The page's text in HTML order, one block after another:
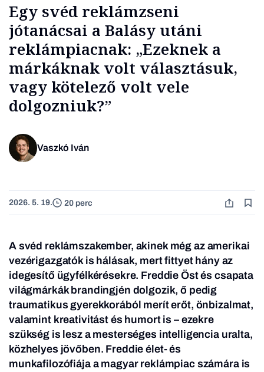
Egy svéd reklámzseni
jótanácsai a Balásy utáni
reklámpiacnak: „Ezeknek a
márkáknak volt választásuk,
vagy kötelező volt vele
dolgozniuk?”
Vaszkó Iván
2026. 5. 19. 20 perc
A svéd reklámszakember, akinek még az amerikai
vezérigazgatók is hálásak, mert fittyet hány az
idegesítő ügyfélkérésekre. Freddie Öst és csapata
világmárkák brandingjén dolgozik, ő pedig
traumatikus gyerekkorából merít erőt, önbizalmat,
valamint kreativitást és humort is – ezekre
szükség is lesz a mesterséges intelligencia uralta,
közhelyes jövőben. Freddie élet- és
munkafilozófiája a magyar reklámpiac számára is